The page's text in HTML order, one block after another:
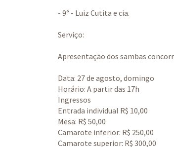
- 9° - Luiz Cutita e cia.
Serviço:
Apresentação dos sambas
Data: 27 de agosto, domingo
Horário: A partir das 17h
Ingressos
Entrada individual R$ 10,00
Mesa: R$ 50,00
Camarote inferior: R$ 250,00
Camarote superior: R$ 300,00